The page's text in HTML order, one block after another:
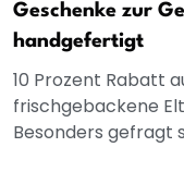
Geschenke zur
handgefertigt
10 Prozent Rabatt
frischgebackene
Besonders gefragt